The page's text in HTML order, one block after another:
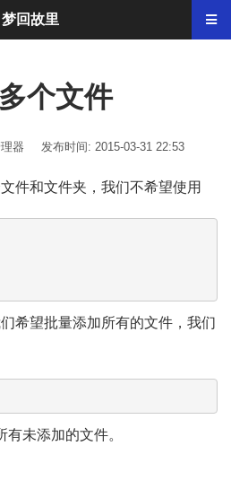
个文件
器 发布时间: 2015-03-31 22:53
件和文件夹，我们不希望使用
希望批量添加所有的文件，我们
未添加的文件。
梦回故里